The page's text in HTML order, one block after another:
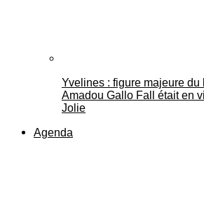
Yvelines : figure majeure
Amadou Gallo Fall était en
Jolie
Agenda